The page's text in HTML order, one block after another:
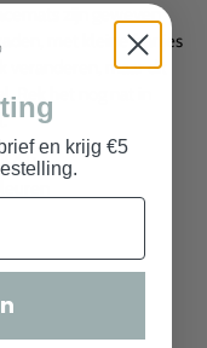
zijn geweven
met kleine franjes
veranderen, maar dit
Rek het nog nat in
·
en krijg €5